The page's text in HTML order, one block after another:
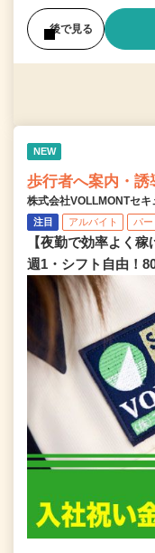
後で見る
NEW
歩行者へ案内・誘
株式会社VOLLMONTセ
注目 アルバイト パー
【夜勤で効率よく
週1・シフト自由！